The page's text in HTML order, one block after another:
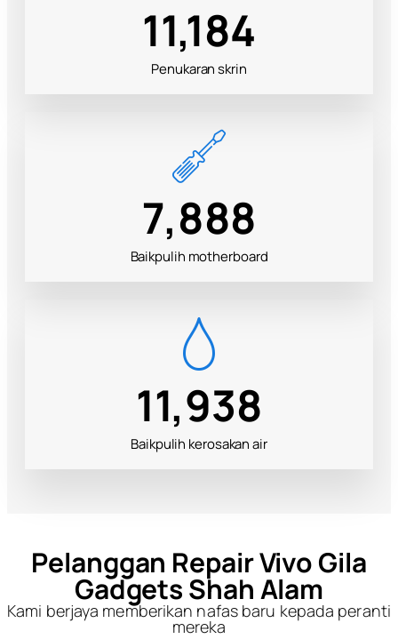
14,777
Penukaran skrin
10,421
Baikpulih motherboard
15,773
Baikpulih kerosakan air
Pelanggan Repair Vivo Gila
Gadgets Shah Alam
Kami berjaya memberikan nafas baru kepada peranti
mereka